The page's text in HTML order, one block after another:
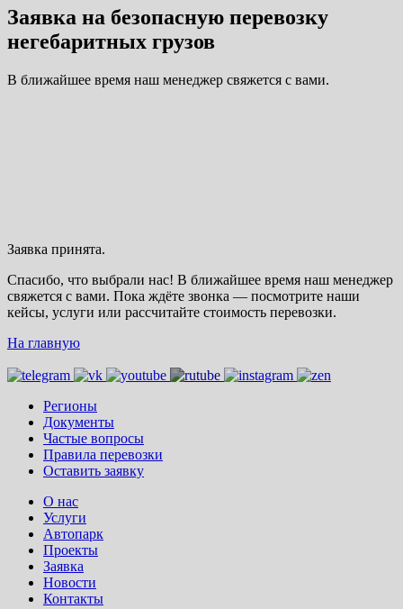
Заявка на безопасную перевозку
негебаритных грузов
В ближайшее время наш менеджер свяжется с вами.
Заявка принята.
Спасибо, что выбрали нас! В ближайшее время наш менеджер
свяжется с вами. Пока ждёте звонка — посмотрите наши
кейсы, услуги или рассчитайте стоимость перевозки.
На главную
Регионы
Документы
Частые вопросы
Правила перевозки
Оставить заявку
О нас
Услуги
Автопарк
Проекты
Заявка
Новости
Контакты